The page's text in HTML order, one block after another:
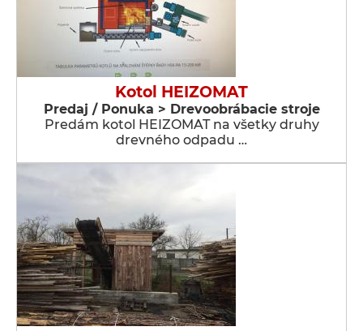
Kotol HEIZOMAT
Predaj / Ponuka > Drevoobrábacie stroje
Predám kotol HEIZOMAT na všetky druhy
drevného odpadu …